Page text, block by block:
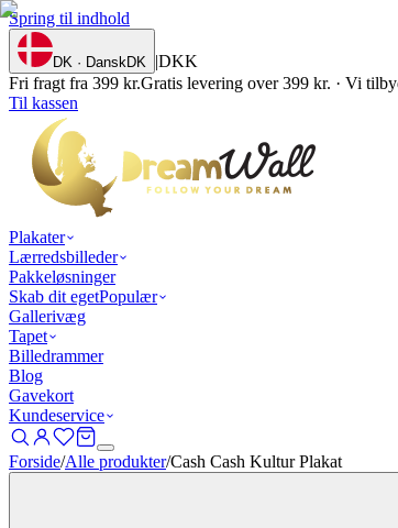
Spring til indhold
DK · DanskDK |DKK
Fri fragt fra 399 kr.Gratis levering over 399 kr. · Vi
Til kassen
Plakater
Lærredsbilleder
Pakkeløsninger
Skab dit egetPopulær
Gallerivæg
Tapet
Billedrammer
Blog
Gavekort
Kundeservice
Forside/Alle produkter/Cash Cash Kultur Plakat